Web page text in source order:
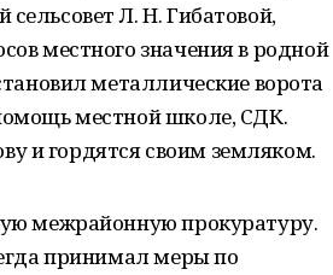
Л. Н. Гибатовой,
местного значения в родной
металлические ворота
местной школе, СДК.
и гордятся своим земляком.
межрайонную прокуратуру.
принимал меры по